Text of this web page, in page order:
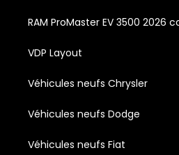
RAM ProMaster EV 3500 2026
VDP Layout
Véhicules neufs Chrysler
Véhicules neufs Dodge
Véhicules neufs Fiat